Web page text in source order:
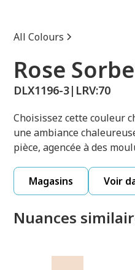
All Colours
Rose
DLX1196-3| LRV:70
Choisissez cette couleur
une ambiance
pièce, agencée à des
Magasins Voir
Nuances